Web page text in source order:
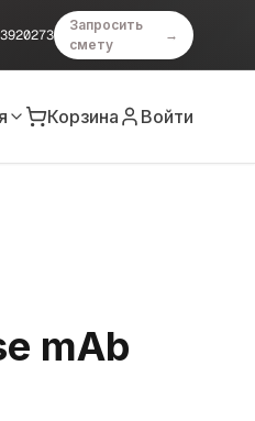
Запросить
смету
→
Корзина Войти
mAb